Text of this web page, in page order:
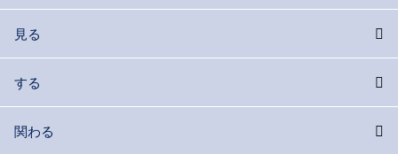
見る
する
関わる